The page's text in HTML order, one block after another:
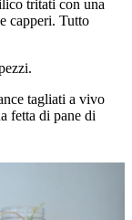
tritati con una
capperi. Tutto
tagliati a vivo
fetta di pane di